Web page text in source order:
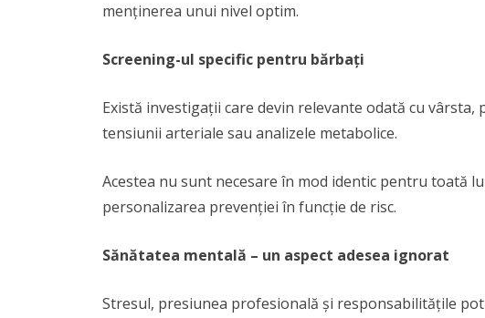
menținerea unui nivel optim.
Screening-ul specific pentru bărbați
Există investigații care devin relevante odată cu
tensiunii arteriale sau analizele metabolice.
Acestea nu sunt necesare în mod identic pentru toată
personalizarea prevenției în funcție de risc.
Sănătatea mentală – un aspect adesea ignorat
Stresul, presiunea profesională și responsabilitățile